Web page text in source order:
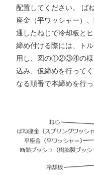
配置してください。 ば
座金（平ワッシャー）
通したねじで冷却板と
締め付ける際には、ト
用し、図の①②③④の様
込み、仮締めを行って
なる順番で本締めを行っ